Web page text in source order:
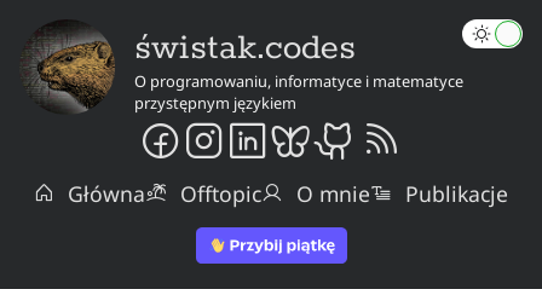
świstak.codes
O programowaniu, informatyce i matematyce
przystępnym językiem
Główna Offtopic O mnie Publikacje